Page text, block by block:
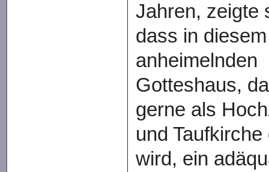
Jahren, zeigte
dass in diesem
anheimelnden
Gotteshaus,
gerne als
und
wird, ein